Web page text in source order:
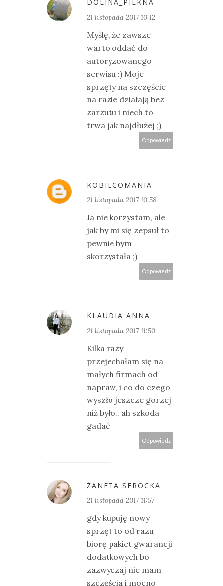
DOLINA_PIEKNA
21 listopada 2017 10:12
Myślę, że zawsze
warto oddać do
autoryzowanego
serwisu :) Moje
sprzęty na szczęście
na razie działają bez
zarzutu i niech to
trwa jak najdłużej ;)
Odpowiedz
KOBIECOMANIA
21 listopada 2017 10:58
Ja nie korzystam, ale
jak by mi się zepsuł to
pewnie bym
skorzystała ;)
Odpowiedz
KLAUDIA ANNA
21 listopada 2017 11:50
Kilka razy
przejechałam się na
małych firmach od
napraw, i co do czego
wyszło jeszcze gorzej
niż było.. ah szkoda
gadać.
Odpowiedz
ŻANETA SEROCKA
21 listopada 2017 11:57
gdy kupuję nowy
sprzęt to od razu
biorę pakiet gwarancji
dodatkowych bo
zazwyczaj nie mam
szczęścia i mocno